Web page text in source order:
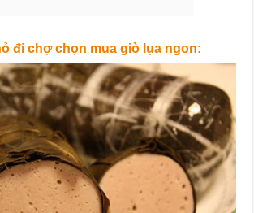
đi chợ chọn mua giò lụa ngon: